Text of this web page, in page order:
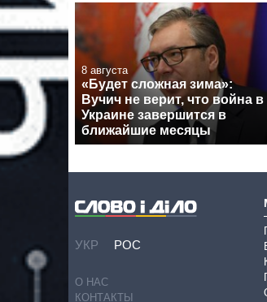
8 августа
«Будет сложная зима»:
Вучич не верит, что война в
Украине завершится в
ближайшие месяцы
УКР РОС
О НАС
КОНТАКТЫ